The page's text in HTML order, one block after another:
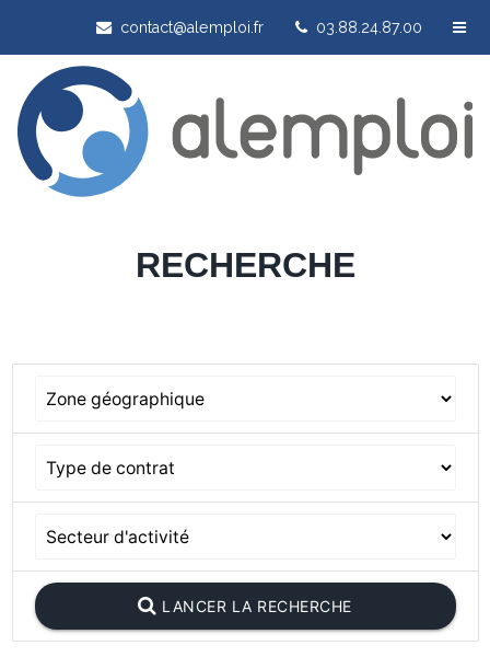
contact@alemploi.fr 03.88.24.87.00
RECHERCHE
LANCER LA RECHERCHE